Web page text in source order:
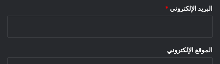
البريد الإلكتروني *
الموقع الإلكتروني